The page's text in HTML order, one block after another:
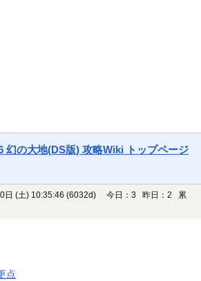
幻の大地(DS版) 攻略Wiki トップページ
日 (土) 10:35:46 (6032d)
今日：3 昨日：2 累
点